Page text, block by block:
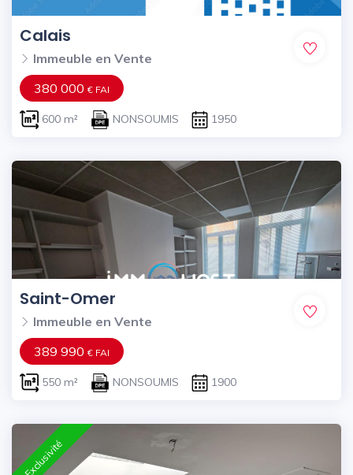
Calais
Immeuble en Vente
380 000€ FAI
600 m² NONSOUMIS 1950
Saint-Omer
Immeuble en Vente
389 990€ FAI
550 m² NONSOUMIS 1900
Exclusivité